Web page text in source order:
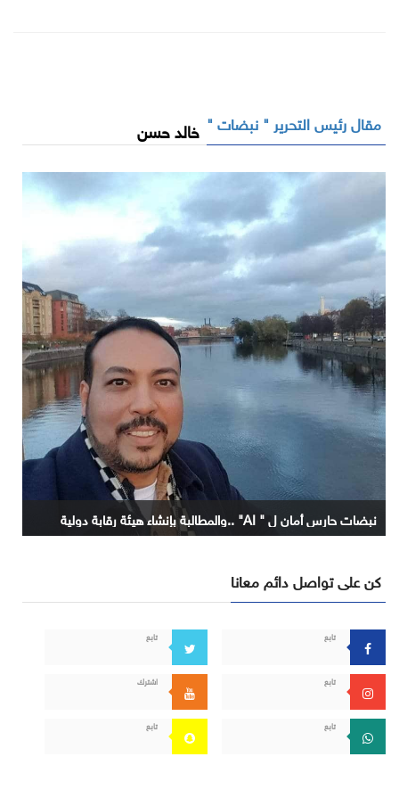
مقال رئيس التحرير " نبضات " خالد حسن
نبضات حارس أمان ل " AI" ..والمطالبة بإنشاء هيئة رقابة دولية
كن على تواصل دائم معانا
تابع تابع
تابع اشترك
تابع تابع